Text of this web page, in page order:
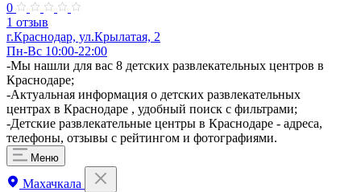
0
1 отзыв
г.Краснодар, ул.Крылатая, 2
Пн-Вс 10:00-22:00
-Мы нашли для вас 8 детских развлекательных центров в
Краснодаре;
-Актуальная информация о детских развлекательных
центрах в Краснодаре , удобный поиск с фильтрами;
-Детские развлекательные центры в Краснодаре - адреса,
телефоны, отзывы с рейтингом и фотографиями.
Меню
Махачкала